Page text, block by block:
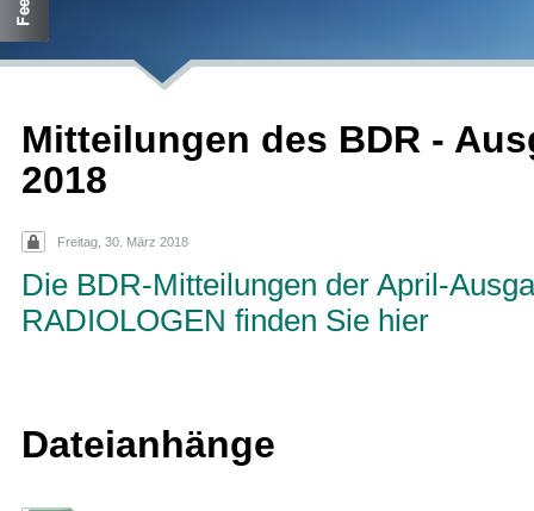
Mitteilungen des BDR -
2018
Freitag, 30. März 2018
Die BDR-Mitteilungen der April-
RADIOLOGEN finden Sie hier
Dateianhänge